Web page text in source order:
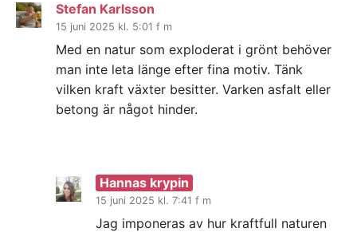
Stefan Karlsson
15 juni 2025 kl. 5:01 f m
Med en natur som exploderat i grönt behöver
man inte leta länge efter fina motiv. Tänk
vilken kraft växter besitter. Varken asfalt eller
betong är något hinder.
Hannas krypin
15 juni 2025 kl. 7:41 f m
Jag imponeras av hur kraftfull naturen